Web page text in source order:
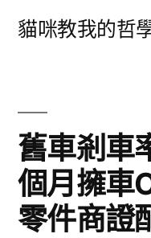
貓咪教我的哲
舊車剎車
個月擁車
零件商證